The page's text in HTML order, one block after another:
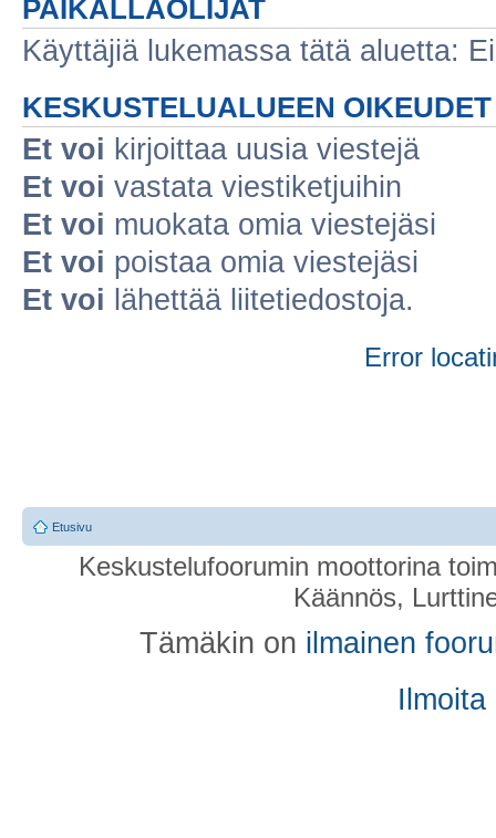
PAIKALLAOLIJAT
Käyttäjiä lukemassa tätä aluetta:
KESKUSTELUALUEEN OIKEUDET
Et voi kirjoittaa uusia viestejä
Et voi vastata viestiketjuihin
Et voi muokata omia viestejäsi
Et voi poistaa omia viestejäsi
Et voi lähettää liitetiedostoja.
Error
Etusivu
Keskustelufoorumin moottorina
Käännös,
Tämäkin on ilmainen